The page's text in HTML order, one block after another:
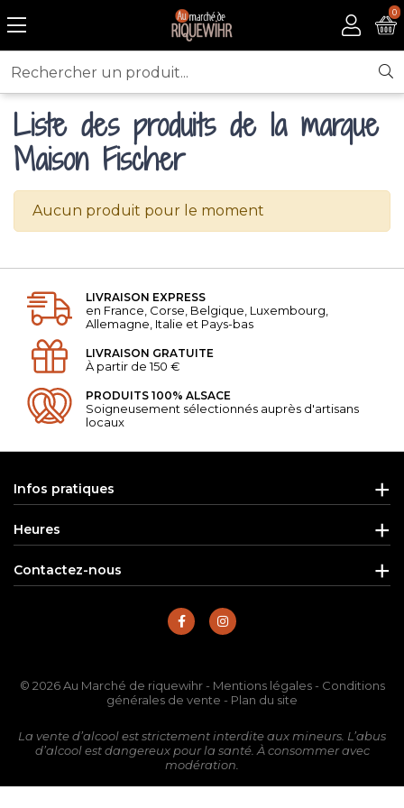
0
Liste des produits de la marque
Maison Fischer
Aucun produit pour le moment
LIVRAISON EXPRESS
en France, Corse, Belgique, Luxembourg,
Allemagne, Italie et Pays-bas
LIVRAISON GRATUITE
À partir de 150 €
PRODUITS 100% ALSACE
Soigneusement sélectionnés auprès d'artisans
locaux
Infos pratiques
Heures
Contactez-nous
© 2026 Au Marché de riquewihr - Mentions légales- Conditions
générales de vente - Plan du site
La vente d’alcool est strictement interdite aux mineurs. L’abus
d’alcool est dangereux pour la santé. À consommer avec
modération.